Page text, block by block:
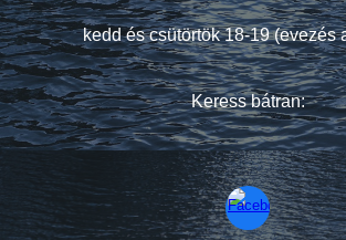
kedd és csütörtök 18-19 (evezés
Keress bátran: